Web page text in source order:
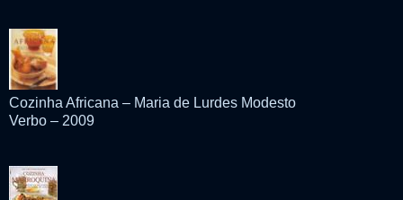
Cozinha Africana – Maria de Lurdes Modesto
Verbo – 2009